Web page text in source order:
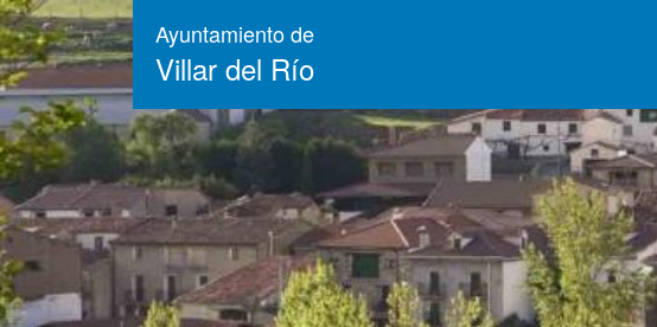
Pasar
al
contenido
principal
Ayuntamiento de
Villar del Río